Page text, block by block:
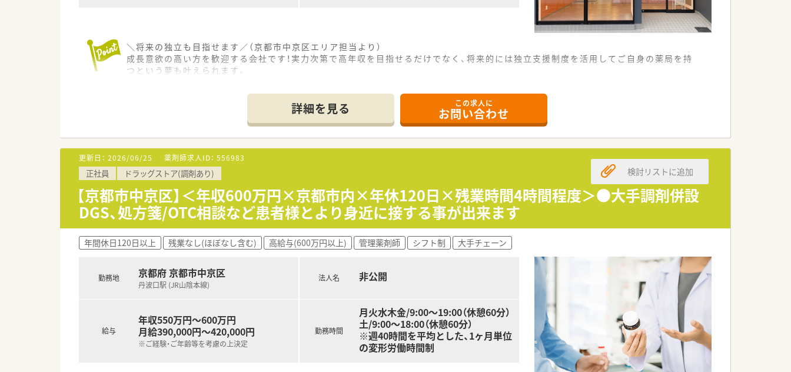
＼将来の独立も目指せます／（京都市中京区エリア担当より）
成長意欲の高い方を歓迎する会社です！実力次第で高年収を目指せるだけでなく、将来的には独立支援制度を活用してご自身の薬局を持
つという夢も叶えられます。
【店舗情報と応需状況について】
■最寄り駅の西院駅から徒歩8分ほどの場所にあり、通勤が非常に便利な調剤薬局です。
■内科の処方箋を1日あたり30枚から40枚ほど応需しており、じっくり患者様と向き合えます。
■町家風のおしゃれな外観が特徴で、白を基調とした綺麗な店内でOTC医薬品も販売しています。
【募集背景と求める人物像について】
■体制強化に向けた増員募集を行っており、良い方がいればすぐにでも入社していただきたい状況です。
■管理薬剤師候補として活躍できる方を求めており、周囲と協力しながら能動的に動ける方を歓迎します。
■経験の有無よりも人柄や熱意を重視しており、明るい対応で周囲を元気にできる方を求めています。
【法人特徴について】
■医療や介護だけでなく生活支援まで包括的に提供する、地域見守りネットワークの実現を目指す企業です。
■介護施設や保育所の運営なども手掛けているため、非常に安定した万全の経営基盤を誇っています。
■全国実力薬局100選に毎年選出されるほど、高いカウンセリング力や人材育成制度が評価されています。
詳細を見る この求人に
お問い合わせ
更新日： 2026/06/25 薬剤師求人ID： 556983
正社員 ドラッグストア(調剤あり)
【京都市中京区】＜年収600万円×京都市内×年休120日×残業時間4時間程度＞●大手調剤併設
DGS、処方箋/OTC相談など患者様とより身近に接する事が出来ます
検討リストに追加
年間休日120日以上 残業なし(ほぼなし含む) 高給与(600万円以上) 管理薬剤師 シフト制 大手チェーン
勤務地 京都府 京都市中京区
丹波口駅 (JR山陰本線)
給与
年収550万円～600万円
月給390,000円～420,000円
※ご経験・ご年齢等を考慮の上決定
法人名 非公開
勤務時間
月火水木金/9:00～19:00（休憩60分）
土/9:00～18:00（休憩60分）
※週40時間を平均とした、1ヶ月単位
の変形労働時間制